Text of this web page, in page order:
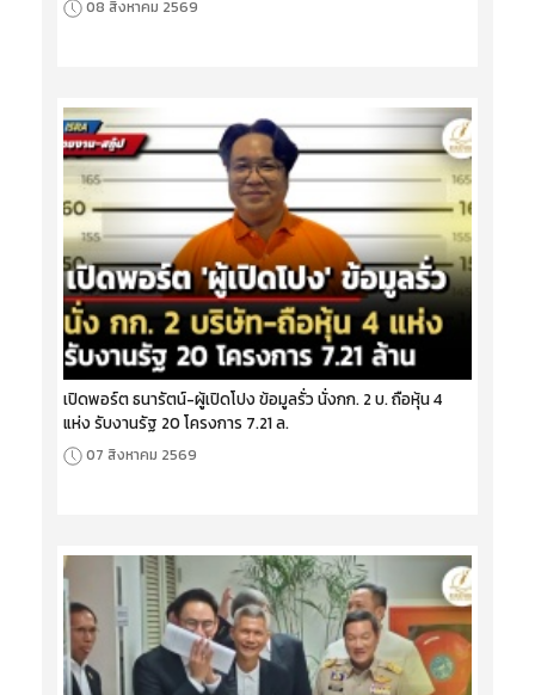
08 สิงหาคม 2569
เปิดพอร์ต ธนารัตน์-ผู้เปิดโปง ข้อมูลรั่ว นั่งกก. 2 บ. ถือหุ้น 4
แห่ง รับงานรัฐ 20 โครงการ 7.21 ล.
07 สิงหาคม 2569